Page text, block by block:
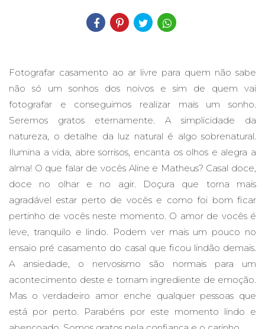
Fotografar casamento ao ar livre para quem não sabe
não só um sonhos dos noivos e sim de quem vai
fotografar e conseguimos realizar mais um sonho.
Seremos gratos eternamente. A simplicidade da
natureza, o detalhe da luz natural é algo sobrenatural.
Ilumina a vida, abre sorrisos, encanta os olhos e alegra a
alma! O que falar de vocês Aline e Matheus? Casal doce,
doce no olhar e no agir. Doçura que torna mais
agradável estar perto de vocês e como foi bom ficar
pertinho de vocês neste momento. O amor de vocês é
leve, tranquilo e lindo. Podem ver mais um pouco no
ensaio pré casamento do casal que ficou lindão demais.
A ansiedade, o nervosismo são normais para um
acontecimento deste e tornam ingrediente de emoção.
Mas o verdadeiro amor enche qualquer pessoas que
está por perto. Parabéns por este momento lindo e